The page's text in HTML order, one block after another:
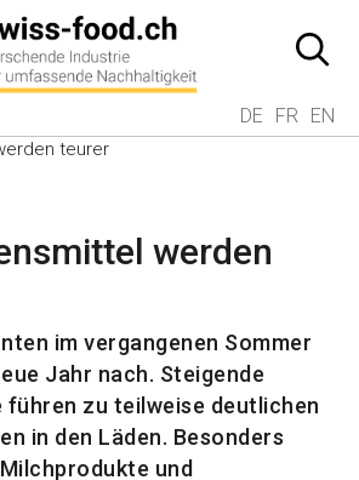
DE FR EN
werden
im vergangenen Sommer
Jahr nach. Steigende
zu teilweise deutlichen
in den Läden. Besonders
und